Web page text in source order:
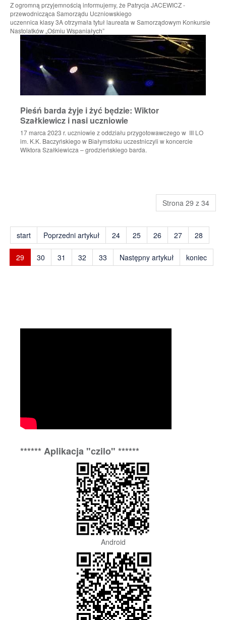
Z ogromną przyjemnością informujemy, że Patrycja JACEWICZ -
przewodnicząca Samorządu Uczniowskiego
uczennica klasy 3A otrzymała tytuł laureata w Samorządowym Konkursie
Nastolatków „Ośmiu Wspaniałych”
Pieśń barda żyje i żyć będzie: Wiktor
Szałkiewicz i nasi uczniowie
17 marca 2023 r. uczniowie z oddziału przygotowawczego w III LO
im. K.K. Baczyńskiego w Białymstoku uczestniczyli w koncercie
Wiktora Szałkiewicza – grodzieńskiego barda.
Strona 29 z 34
start Poprzedni artykuł 24 25 26 27 28
29 30 31 32 33 Następny artykuł koniec
****** Aplikacja "czilo" ******
Android